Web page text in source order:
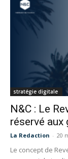
stratégie digitale
N&C : Le
réservé aux
La Redaction - 20
Le concept de